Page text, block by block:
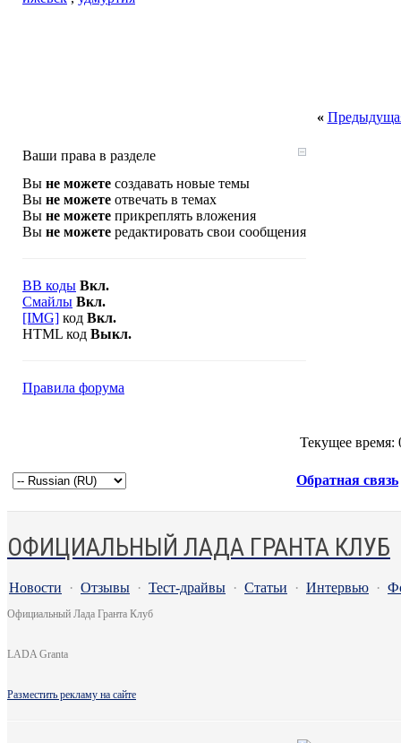
«
Ваши права в разделе
Вы не можете создавать новые темы
Вы не можете отвечать в темах
Вы не можете прикреплять вложения
Вы не можете редактировать свои сообщения
BB коды Вкл.
Смайлы Вкл.
[IMG] код Вкл.
HTML код Выкл.
Правила форума
Текущее время:
Обратная связь
ОФИЦИАЛЬНЫЙ ЛАДА ГРАНТА КЛУБ
Новости · Отзывы · Тест-драйвы · Статьи · Интервью ·
Официальный Лада Гранта Клуб
LADA Granta
Разместить рекламу на сайте